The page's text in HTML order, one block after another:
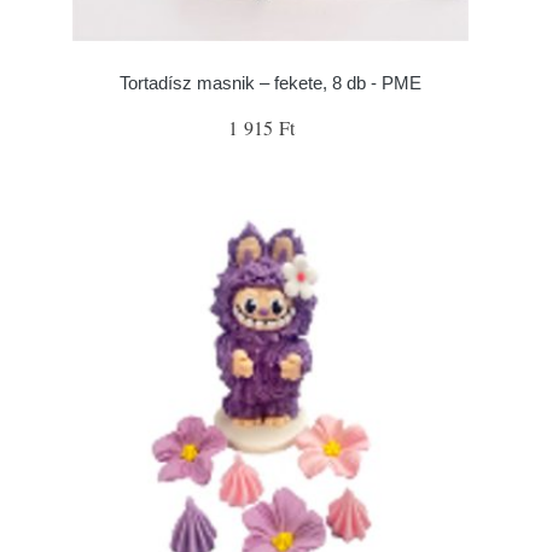
Tortadísz masnik – fekete, 8 db - PME
1 915 Ft